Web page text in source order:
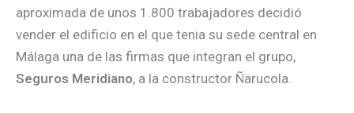
aproximada de unos 1.800 trabajadores decidió
vender el edificio en el que tenia su sede central en
Málaga una de las firmas que integran el grupo,
Seguros Meridiano, a la constructor Ñarucola.